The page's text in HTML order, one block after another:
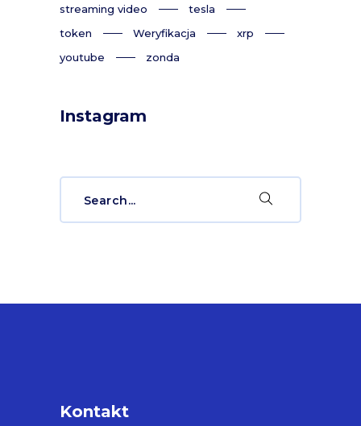
streaming video
tesla
token
Weryfikacja
xrp
youtube
zonda
Instagram
Kontakt